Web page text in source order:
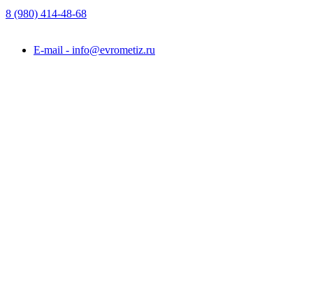
8 (980) 414-48-68
E-mail - info@evrometiz.ru